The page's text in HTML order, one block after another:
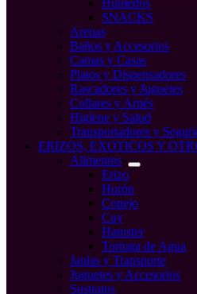
Húmedos
SNACKS
Arenas
Baños y Accesorios
Camas y Casas
Platos y Dispensadores
Rascadores y Juguetes
Collares y Arnés
Higiene y Salud
Transportadores y
ERIZOS, EXOTICOS Y
Alimentos
Erizo
Hurón
Conejo
Cuy
Hamster
Tortuga de Agua
Jaulas y Transporte
Juguetes y Accesorios
Sustratos